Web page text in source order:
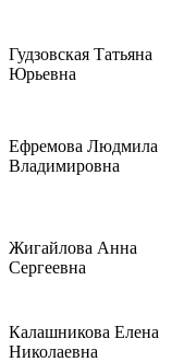
Гудзовская Татьяна
Юрьевна
Ефремова Людмила
Владимировна
Жигайлова Анна
Сергеевна
Калашникова Елена
Николаевна